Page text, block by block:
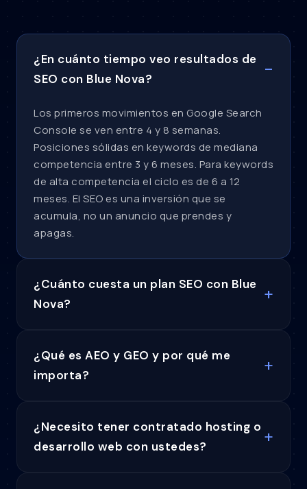
¿En cuánto tiempo veo resultados de
SEO con Blue Nova?
Los primeros movimientos en Google Search
Console se ven entre 4 y 8 semanas.
Posiciones sólidas en keywords de mediana
competencia entre 3 y 6 meses. Para keywords
de alta competencia el ciclo es de 6 a 12
meses. El SEO es una inversión que se
acumula, no un anuncio que prendes y
apagas.
¿Cuánto cuesta un plan SEO con Blue
Nova?
¿Qué es AEO y GEO y por qué me
importa?
¿Necesito tener contratado hosting o
desarrollo web con ustedes?